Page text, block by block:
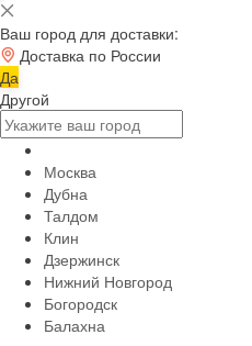
Ваш город для доставки:
Доставка по России
Да
Другой
Москва
Дубна
Талдом
Клин
Дзержинск
Нижний Новгород
Богородск
Балахна